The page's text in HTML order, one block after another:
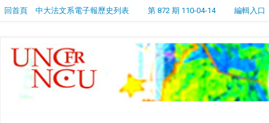
回首頁 中大法文系電子報歷史列表 第 872 期 110-04-14 編輯入口